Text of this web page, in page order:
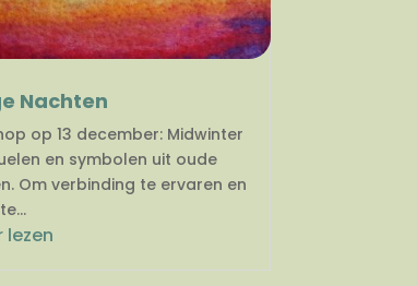
Nachten
op 13 december: Midwinter
en symbolen uit oude
Om verbinding te ervaren en
lezen